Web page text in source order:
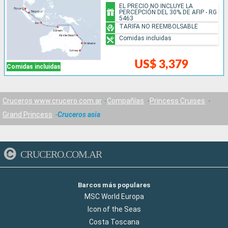
Comidas incluidas US$ 3,379
EL PRECIO NO INCLUYE LA
PERCEPCIÓN DEL 30% DE AFIP - RG
5463
TARIFA NO REEMBOLSABLE
Comidas incluidas
Cruceros www.crucero.com.ar Compañías
Princess Cruises
Grand Princess
Cruceros asia
CRUCERO.COM.AR
Barcos más populares
MSC World Europa
Icon of the Seas
Costa Toscana